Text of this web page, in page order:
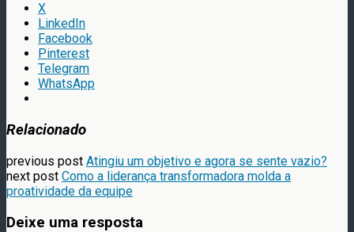
X
LinkedIn
Facebook
Pinterest
Telegram
WhatsApp
Relacionado
previous post Atingiu um objetivo e agora se sente vazio?
next post Como a liderança transformadora molda a
proatividade da equipe
Deixe uma resposta